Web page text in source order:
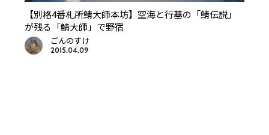
【別格4番札所鯖大師本坊】空海と行基の「鯖伝説」
が残る「鯖大師」で野宿
ごんのすけ
2015.04.09